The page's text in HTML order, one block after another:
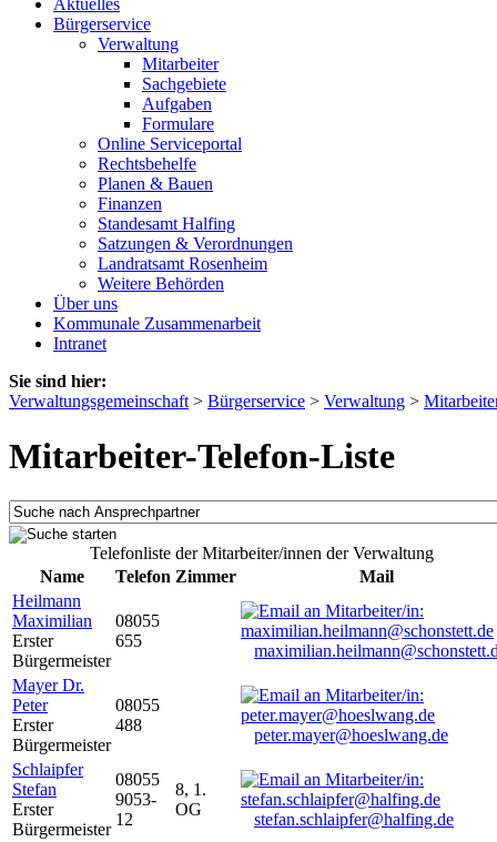
Aktuelles
Bürgerservice
Verwaltung
Mitarbeiter
Sachgebiete
Aufgaben
Formulare
Online Serviceportal
Rechtsbehelfe
Planen & Bauen
Finanzen
Standesamt Halfing
Satzungen & Verordnungen
Landratsamt Rosenheim
Weitere Behörden
Über uns
Kommunale Zusammenarbeit
Intranet
Sie sind hier:
Verwaltungsgemeinschaft > Bürgerservice > Verwaltung >
Mitarbeiter-Telefon-Liste
Telefonliste der Mitarbeiter/innen der Verwaltung
Name
Telefon Zimmer
Mail
Heilmann
Maximilian
Erster
Bürgermeister
08055
655
Mayer Dr.
Peter
Erster
Bürgermeister
08055
488
peter.mayer@hoeslwang.de
Schlaipfer
Stefan
Erster
Bürgermeister
08055
9053-
12
8, 1.
OG
stefan.schlaipfer@halfing.de